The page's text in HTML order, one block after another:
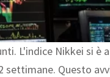
L'indice Nikkei si è
settimane. Questo